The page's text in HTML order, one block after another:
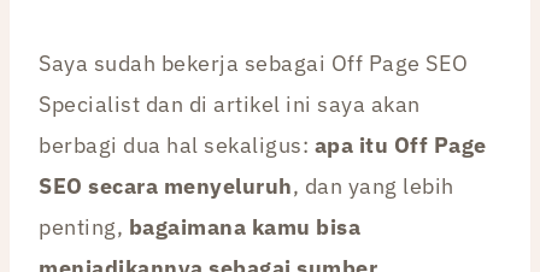
Saya sudah bekerja sebagai Off Page SEO
Specialist dan di artikel ini saya akan
berbagi dua hal sekaligus: apa itu Off Page
SEO secara menyeluruh, dan yang lebih
penting, bagaimana kamu bisa